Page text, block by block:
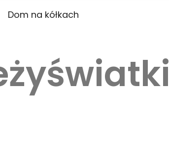
Dom na kółkach